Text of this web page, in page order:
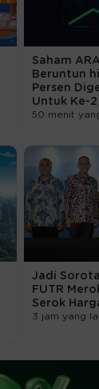
Saham
Beruntun
Persen
Untuk Ke-2
50 menit
Jadi
FUTR
Serok
3 jam yang